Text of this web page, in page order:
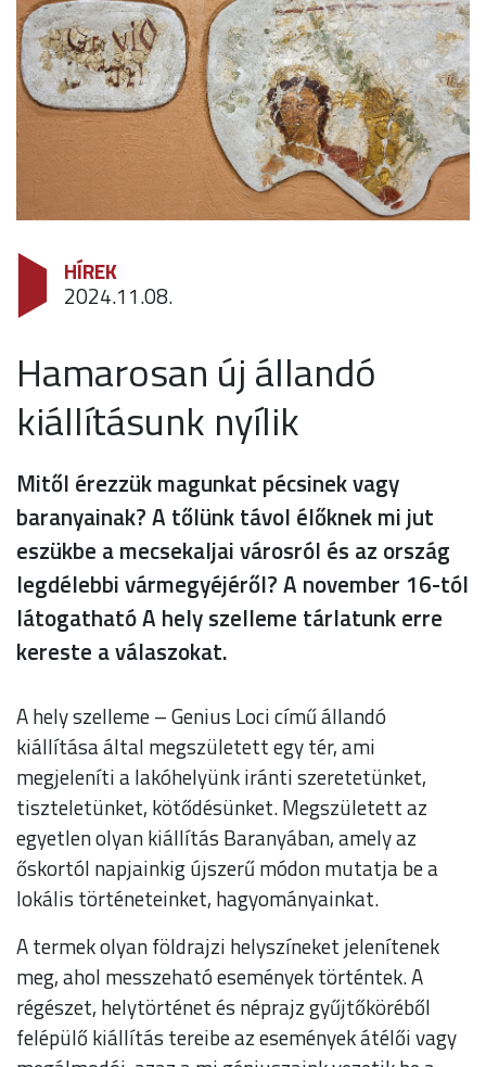
HÍREK
2024.11.08.
Hamarosan új állandó
kiállításunk nyílik
Mitől érezzük magunkat pécsinek vagy
baranyainak? A tőlünk távol élőknek mi jut
eszükbe a mecsekaljai városról és az ország
legdélebbi vármegyéjéről? A november 16-tól
látogatható A hely szelleme tárlatunk erre
kereste a válaszokat.
A hely szelleme – Genius Loci című állandó
kiállítása által megszületett egy tér, ami
megjeleníti a lakóhelyünk iránti szeretetünket,
tiszteletünket, kötődésünket. Megszületett az
egyetlen olyan kiállítás Baranyában, amely az
őskortól napjainkig újszerű módon mutatja be a
lokális történeteinket, hagyományainkat.
A termek olyan földrajzi helyszíneket jelenítenek
meg, ahol messzeható események történtek. A
régészet, helytörténet és néprajz gyűjtőköréből
felépülő kiállítás tereibe az események átélői vagy